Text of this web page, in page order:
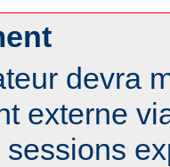
devra
externe